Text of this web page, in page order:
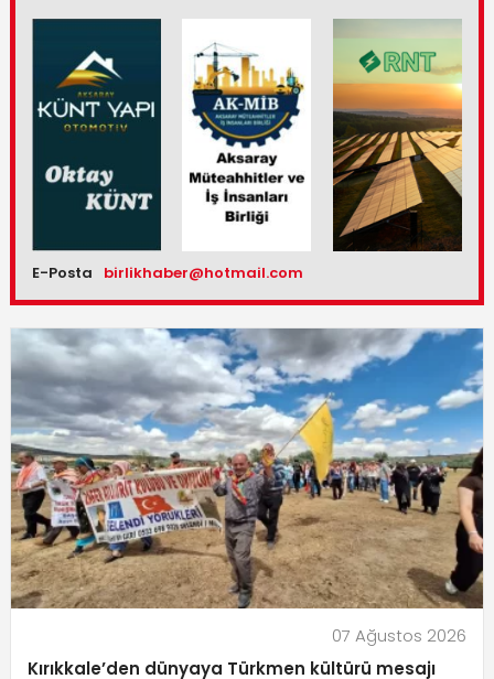
E-Posta birlikhaber@hotmail.com
07 Ağustos 2026
Kırıkkale’den dünyaya Türkmen kültürü mesajı